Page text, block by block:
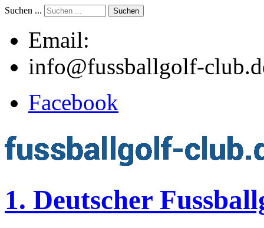
Suchen ... Suchen
Email:
info@fussballgolf-
Facebook
1. Deutscher